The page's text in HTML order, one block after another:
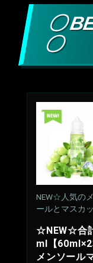
〇
〇
NEW☆人気の
ールとマスカッ
☆NEW☆合
ml【60ml×2
メンソール